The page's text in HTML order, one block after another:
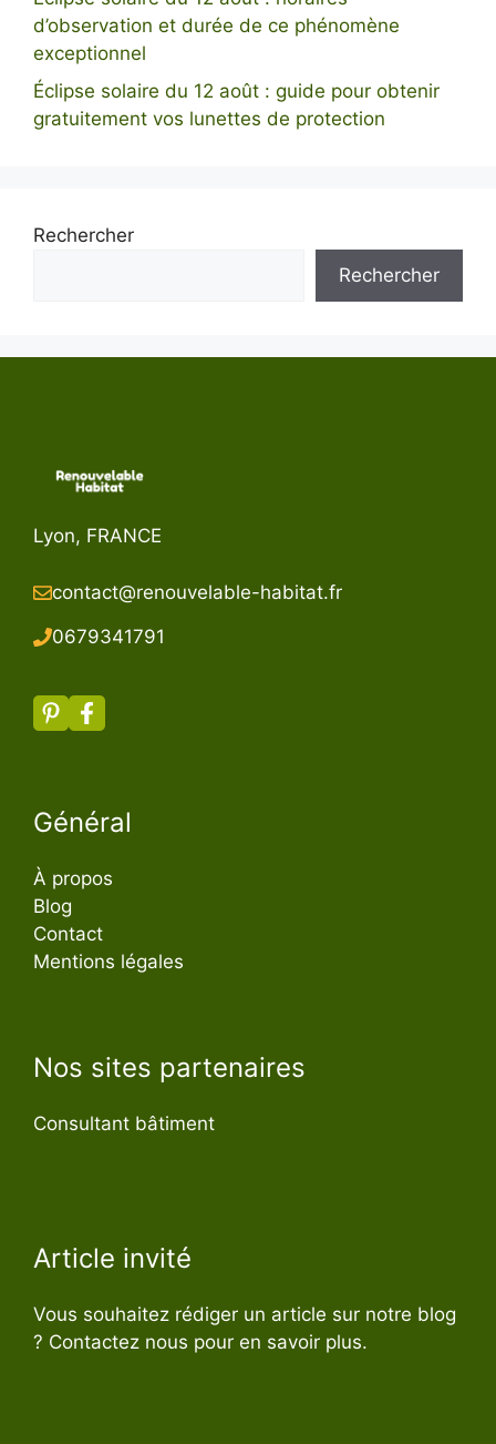
d’observation et durée de ce phénomène
exceptionnel
Éclipse solaire du 12 août : guide pour obtenir
gratuitement vos lunettes de protection
Rechercher
Rechercher
Lyon, FRANCE
contact@renouvelable-habitat.fr
0679341791
Général
À propos
Blog
Contact
Mentions légales
Nos sites partenaires
Consultant bâtiment
Article invité
Vous souhaitez rédiger un article sur notre blog
? Contactez nous pour en savoir plus.